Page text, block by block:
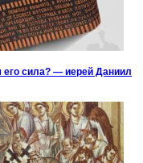
сила? — иерей Даниил